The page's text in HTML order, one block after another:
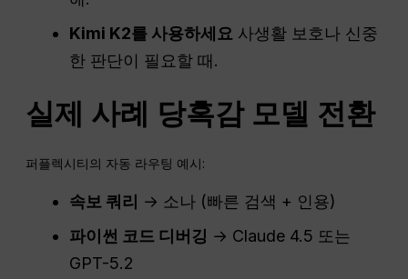
Kimi K2를 사용하세요 사생활 보호나 신중
한 판단이 필요할 때.
실제 사례 당혹감 모델 전환
퍼플렉시티의 자동 라우팅 예시:
속보 쿼리 → 소나 (빠른 검색 + 인용)
파이썬 코드 디버깅 → Claude 4.5 또는
GPT-5.2